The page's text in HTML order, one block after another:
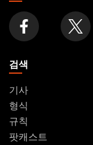
검색
기사
형식
규칙
팟캐스트